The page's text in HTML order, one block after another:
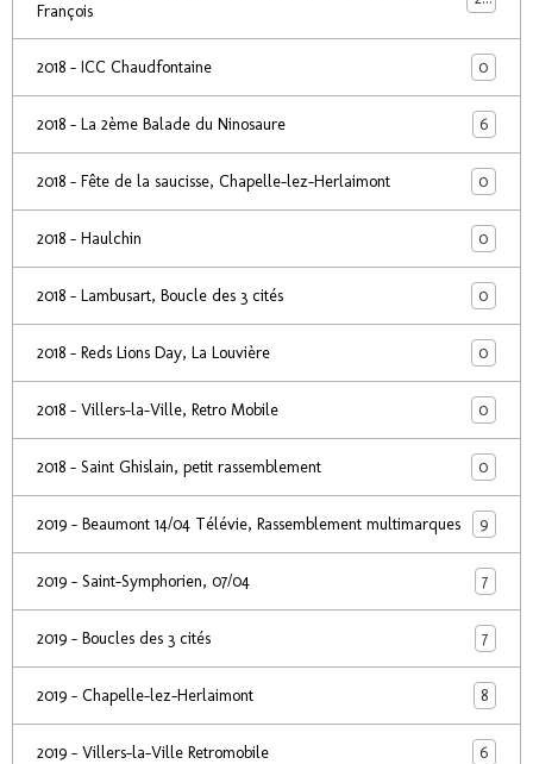
François
2018 - ICC Chaudfontaine 0
2018 - La 2ème Balade du Ninosaure 6
2018 - Fête de la saucisse, Chapelle-lez-Herlaimont 0
2018 - Haulchin 0
2018 - Lambusart, Boucle des 3 cités 0
2018 - Reds Lions Day, La Louvière 0
2018 - Villers-la-Ville, Retro Mobile 0
2018 - Saint Ghislain, petit rassemblement 0
2019 - Beaumont 14/04 Télévie, Rassemblement multimarques 9
2019 - Saint-Symphorien, 07/04 7
2019 - Boucles des 3 cités 7
2019 - Chapelle-lez-Herlaimont 8
2019 - Villers-la-Ville Retromobile 6